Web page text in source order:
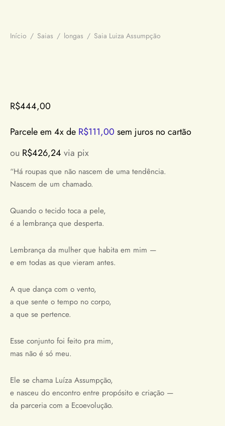
Início / Saias / longas / Saia Luiza Assumpção
R$444,00
Parcele em 4x de R$111,00 sem juros no cartão
ou R$426,24 via pix
“Há roupas que não nascem de uma tendência.
Nascem de um chamado.
Quando o tecido toca a pele,
é a lembrança que desperta.
Lembrança da mulher que habita em mim —
e em todas as que vieram antes.
A que dança com o vento,
a que sente o tempo no corpo,
a que se pertence.
Esse conjunto foi feito pra mim,
mas não é só meu.
Ele se chama Luíza Assumpção,
e nasceu do encontro entre propósito e criação —
da parceria com a Ecoevolução.